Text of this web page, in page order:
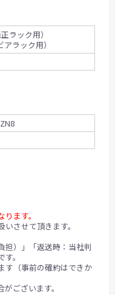
ラック用）
アラック用）
ます。
させて頂きます。
）」「返送時：当社判
。
す（事前の確約はできか
ございます。